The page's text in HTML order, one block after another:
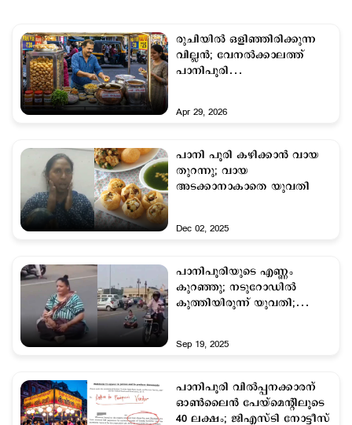
രുചിയിൽ ഒളിഞ്ഞിരിക്കുന്ന
വില്ലൻ; വേനല്‍ക്കാലത്ത്
പാനിപൂരി
Apr 29, 2026
പാനി പൂരി കഴിക്കാന്‍ വായ
തുറന്നു; വായ
അടക്കാനാകാതെ യുവതി
Dec 02, 2025
പാനിപൂരിയുടെ എണ്ണം
കുറഞ്ഞു; നടുറോഡില്‍
കുത്തിയിരുന്ന് യുവതി;
Sep 19, 2025
പാനിപൂരി വില്‍പ്പനക്കാരന്
ഓണ്‍ലൈന്‍ പേയ്‌മെന്‍റിലൂടെ
40 ലക്ഷം; ജിഎസ്ടി നോട്ടീസ്